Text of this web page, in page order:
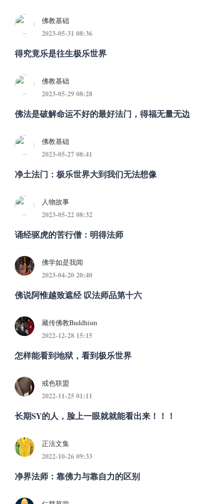
佛教基础
2023-05-31 08:36
得究竟乐是往生极乐世界
佛教基础
2023-05-29 08:28
佛法是破解命运不好的最好法门，得福无量无边
佛教基础
2023-05-27 08:41
净土法门：极乐世界大到我们无法想像
人物故事
2023-05-22 08:32
诵经驱虎的苦行僧：明得法师
佛学如是我闻
2023-04-20 20:40
佛说阿惟越致遮经 叹法师品第十六
藏传佛教Buddhism
2022-12-28 15:15
怎样能看到地狱，看到极乐世界
戒色联盟
2022-11-25 01:11
长期SY的人，脸上一眼就就能看出来！！！
正法文集
2022-10-26 09:33
净界法师：靠佛力与靠自力的区别